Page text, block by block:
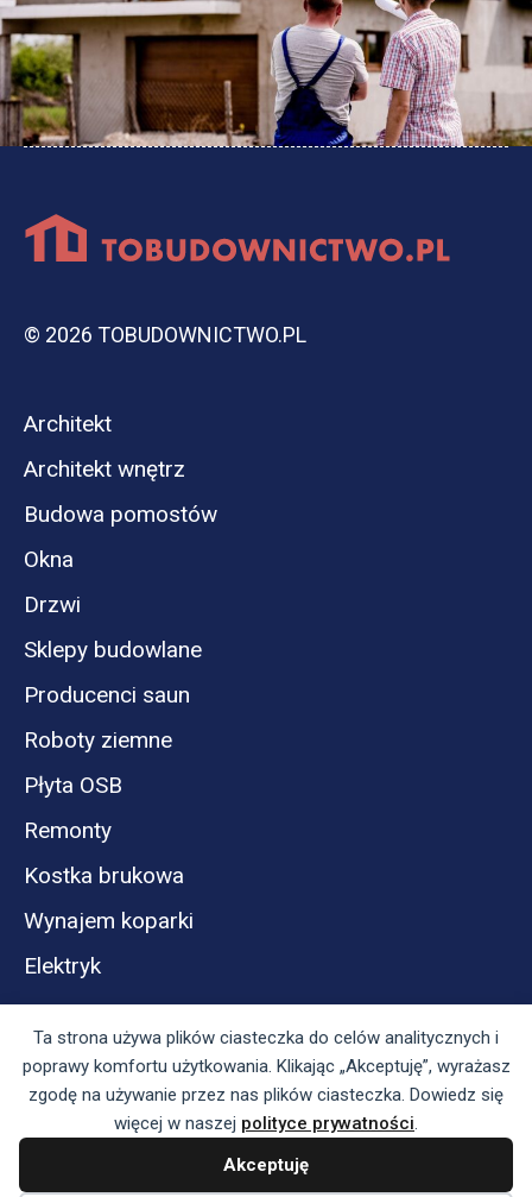
Ta strona używa plików ciasteczka do celów analitycznych i
poprawy komfortu użytkowania. Klikając „Akceptuję”, wyrażasz
zgodę na używanie przez nas plików ciasteczka. Dowiedz się
więcej w naszej polityce prywatności.
Akceptuję
© 2026 TOBUDOWNICTWO.PL
Architekt
Architekt wnętrz
Budowa pomostów
Okna
Drzwi
Sklepy budowlane
Producenci saun
Roboty ziemne
Płyta OSB
Remonty
Kostka brukowa
Wynajem koparki
Elektryk
Panel reklamodawcy